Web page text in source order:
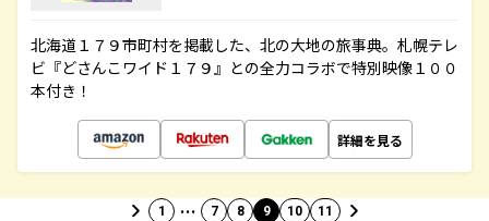
北海道１７９市町村を掲載した、北の大地の旅事典。札幌テレ
ビ『どさんこワイド１７９』との全力コラボで特別映像１００
本付き！
詳細を見る
1 … 7 8 9 10 11